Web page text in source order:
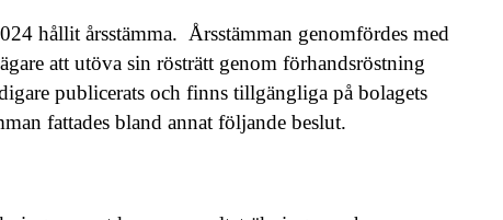
hållit årsstämma. Årsstämman genomfördes med
att utöva sin rösträtt genom förhandsröstning
publicerats och finns tillgängliga på bolagets
fattades bland annat följande beslut.